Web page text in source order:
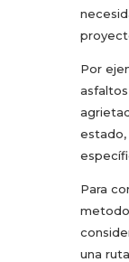
Por
Para
una